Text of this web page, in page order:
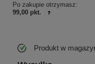
Po zakupie otrzymasz:
99,00 pkt.
Produkt w